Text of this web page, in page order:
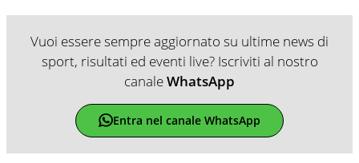
Vuoi essere sempre aggiornato su ultime news di
sport, risultati ed eventi live? Iscriviti al nostro
canaleWhatsApp
Entra nel canale WhatsApp